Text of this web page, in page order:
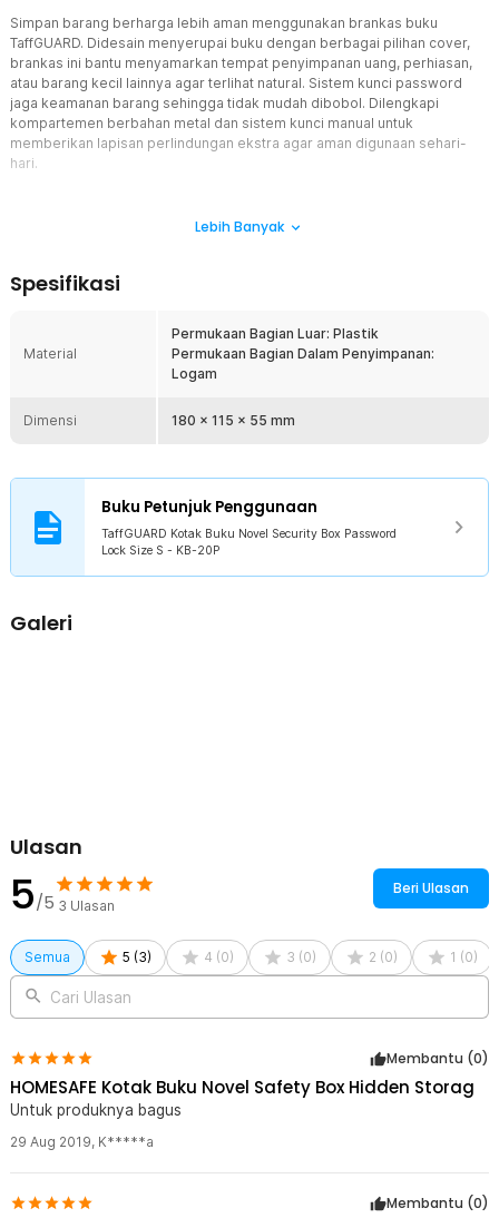
Simpan barang berharga lebih aman menggunakan brankas buku
TaffGUARD. Didesain menyerupai buku dengan berbagai pilihan cover,
brankas ini bantu menyamarkan tempat penyimpanan uang, perhiasan,
atau barang kecil lainnya agar terlihat natural. Sistem kunci password
jaga keamanan barang sehingga tidak mudah dibobol. Dilengkapi
kompartemen berbahan metal dan sistem kunci manual untuk
memberikan lapisan perlindungan ekstra agar aman digunaan sehari-
hari.
TaffGUARD agar tidak mudah ditemukan. Detail pada cover
keamanan barang tetap terjaga.
Password untuk Keamanan Ekstra
Barang berharga lebih aman berkat kunci password 3 digit
keamanan ekstra yang praktis tanpa repot menyimpan dan mencari
metal yang kokoh untuk menyimpan uang tunai, kartu, logam mulia,
hingga perhiasan. Kemanannya sama dengan brankas dengan
model normal.
menyesuaikan desain brankas cover dengan gaya ruangan. Pilihan
Lebih Banyak
Spesifikasi
Material
Permukaan Bagian Luar: Plastik
Permukaan Bagian Dalam Penyimpanan:
Logam
Dimensi 180 x 115 x 55 mm
Buku Petunjuk Penggunaan
TaffGUARD Kotak Buku Novel Security Box Password
Lock Size S - KB-20P
Galeri
Ulasan
5/5 3 Ulasan
Beri Ulasan
Semua 5 (3) 4 (0) 3 (0) 2 (0) 1 (0)
Cari Ulasan
Membantu (0)
HOMESAFE Kotak Buku Novel Safety Box Hidden Storag
Untuk produknya bagus
29 Aug 2019, K*****a
Membantu (0)